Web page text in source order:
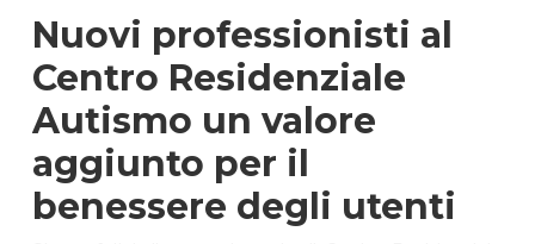
Nuovi professionisti al
Centro Residenziale
Autismo un valore
aggiunto per il
benessere degli utenti